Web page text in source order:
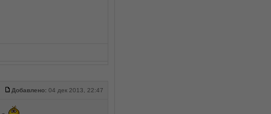
Добавлено: 04 дек 2013, 22:47